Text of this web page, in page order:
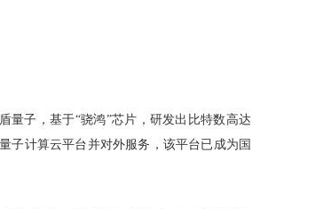
量子，基于“骁鸿”芯片，研发出比特数高达
子计算云平台并对外服务，该平台已成为国